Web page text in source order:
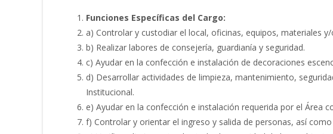
Funciones Específicas del Cargo:
a) Controlar y custodiar el local, oficinas, equipos, materiales
b) Realizar labores de consejería, guardianía y seguridad.
c) Ayudar en la confección e instalación de decoraciones
d) Desarrollar actividades de limpieza, mantenimiento,
Institucional.
e) Ayudar en la confección e instalación requerida por el Área
f) Controlar y orientar el ingreso y salida de personas, así